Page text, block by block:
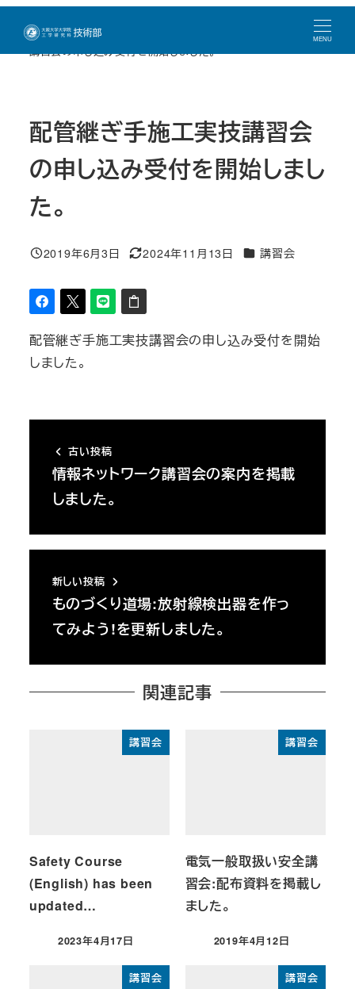
MENU
トップページ
配管継ぎ手施工実技
講習会の申し込み受付を開始しました。
配管継ぎ手施工実技講習会
の申し込み受付を開始しまし
た。
投稿日
2019年6月3日
更新日
2024年11月13日 カテゴリー
講習会
配管継ぎ手施工実技講習会の申し込み受付を開始
しました。
古い投稿
情報ネットワーク講習会の案内を掲載
しました。
新しい投稿
ものづくり道場:放射線検出器を作っ
てみよう!を更新しました。
関連記事
講習会
Safety Course
(English) has been
updated…
投稿日
2023年4月17日
講習会
電気一般取扱い安全講
習会:配布資料を掲載し
ました。
投稿日
2019年4月12日
講習会 講習会